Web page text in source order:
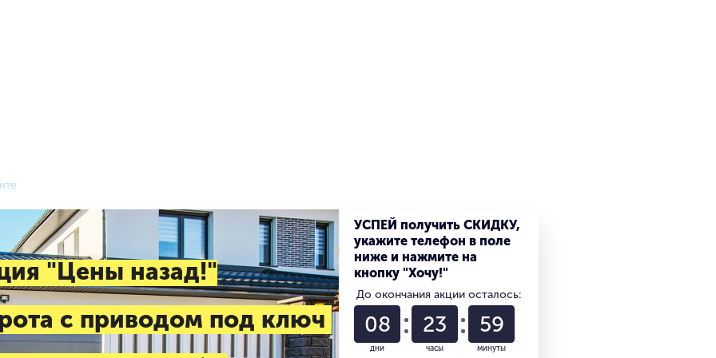
"Цены назад!"
с приводом под ключ
УСПЕЙ получить СКИДКУ,
укажите телефон в поле
ниже и нажмите на
кнопку "Хочу!"
До окончания акции осталось:
08
дни
23
часы
59
минуты